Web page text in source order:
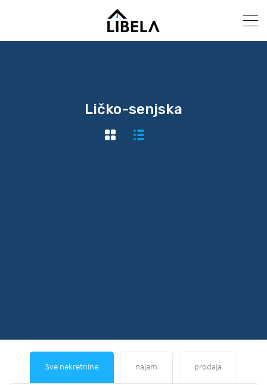
Ličko-senjska
Sve nekretnine najam prodaja